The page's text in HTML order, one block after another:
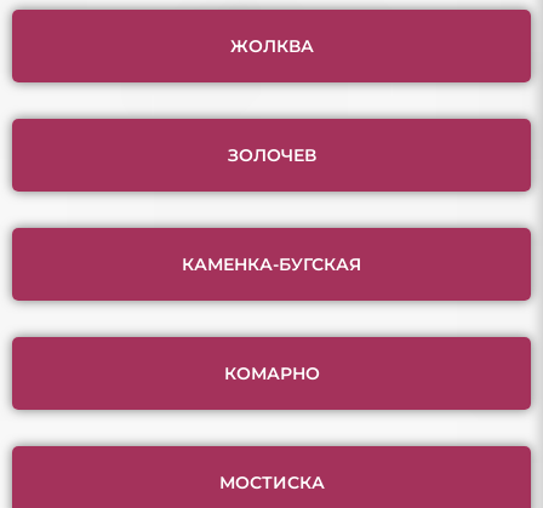
ЖОЛКВА
ЗОЛОЧЕВ
КАМЕНКА-БУГСКАЯ
КОМАРНО
МОСТИСКА